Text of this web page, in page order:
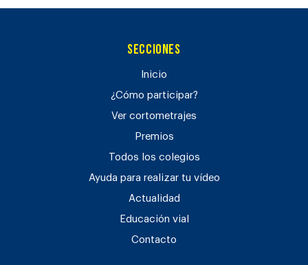
Secciones
Inicio
¿Cómo participar?
Ver cortometrajes
Premios
Todos los colegios
Ayuda para realizar tu vídeo
Actualidad
Educación vial
Contacto